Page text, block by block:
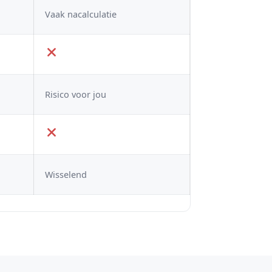
Vaak nacalculatie
Risico voor jou
Wisselend